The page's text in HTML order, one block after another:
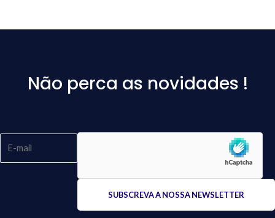
Não perca as novidades !